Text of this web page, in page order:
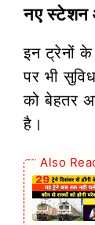
नए स्टेशन
इन ट्रेनों
पर भी
को बेहतर
है।
Also